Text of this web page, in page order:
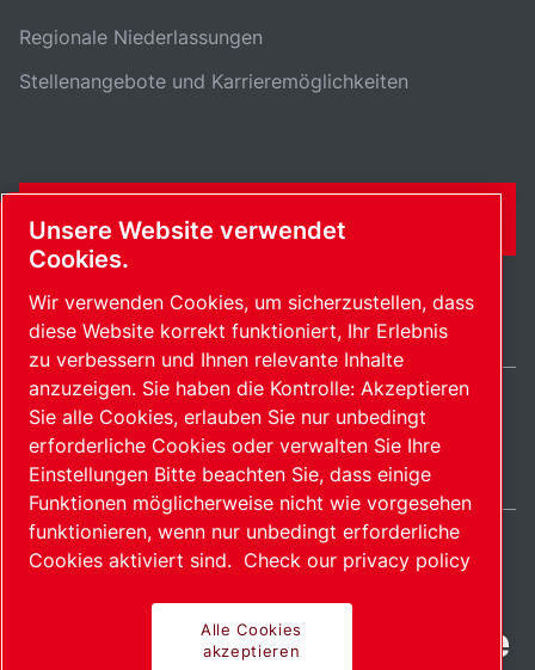
Regionale Niederlassungen
Stellenangebote und Karrieremöglichkeiten
KONTAKTFORMULAR
SitemapCookies verwalten© 2026 Copyright.
Switzerland / DE
Fortschrittliche Produkte
Unsere Website verwendet
Cookies.
Wir verwenden Cookies, um sicherzustellen, dass
diese Website korrekt funktioniert, Ihr Erlebnis
zu verbessern und Ihnen relevante Inhalte
anzuzeigen. Sie haben die Kontrolle: Akzeptieren
Sie alle Cookies, erlauben Sie nur unbedingt
erforderliche Cookies oder verwalten Sie Ihre
Einstellungen Bitte beachten Sie, dass einige
Funktionen möglicherweise nicht wie vorgesehen
funktionieren, wenn nur unbedingt erforderliche
Cookies aktiviert sind. Check our privacy policy
Alle Cookies
akzeptieren